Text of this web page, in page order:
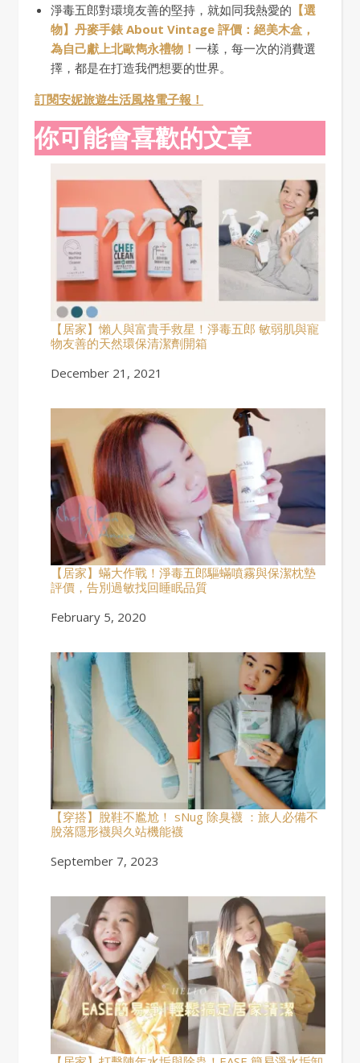
淨毒五郎對環境友善的堅持，就如同我熱愛的 【選
物】丹麥手錶 About Vintage 評價：絕美木盒，
為自己獻上北歐雋永禮物！ 一樣，每一次的消費選
擇，都是在打造我們想要的世界。
訂閱安妮旅遊生活風格電子報！
你可能會喜歡的文章
【居家】懶人與富貴手救星！淨毒五郎 敏弱肌與寵
物友善的天然環保清潔劑開箱
Date
December 21, 2021
【居家】蟎大作戰！淨毒五郎驅蟎噴霧與保潔枕墊
評價，告別過敏找回睡眠品質
Date
February 5, 2020
【穿搭】脫鞋不尷尬！ sNug 除臭襪 ：旅人必備不
脫落隱形襪與久站機能襪
Date
September 7, 2023